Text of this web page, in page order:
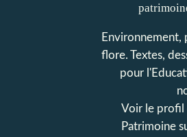
Environnement,
flore. Textes,
pour
Voir le profil
Patrimoine